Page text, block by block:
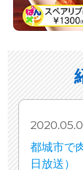
都城市で
日放送）